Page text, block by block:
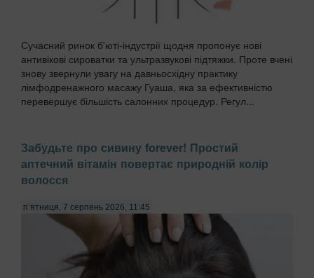
Сучасний ринок б'юті-індустрії щодня пропонує нові
антивікові сироватки та ультразвукові підтяжки. Проте вчені
знову звернули увагу на давньосхідну практику
лімфодренажного масажу Гуаша, яка за ефективністю
перевершує більшість салонних процедур. Регул...
Забудьте про сивину forever! Простий
аптечний вітамін повертає природній колір
волосся
п’ятниця, 7 серпень 2026, 11:45